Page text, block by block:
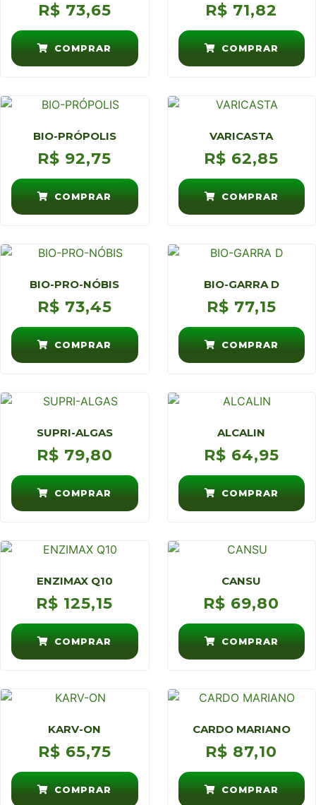
R$ 73,65
COMPRAR
R$ 71,82
COMPRAR
BIO-PRÓPOLIS
R$ 92,75
COMPRAR
VARICASTA
R$ 62,85
COMPRAR
BIO-PRO-NÓBIS
R$ 73,45
COMPRAR
BIO-GARRA D
R$ 77,15
COMPRAR
SUPRI-ALGAS
R$ 79,80
COMPRAR
ALCALIN
R$ 64,95
COMPRAR
ENZIMAX Q10
R$ 125,15
COMPRAR
CANSU
R$ 69,80
COMPRAR
KARV-ON
R$ 65,75
COMPRAR
CARDO MARIANO
R$ 87,10
COMPRAR